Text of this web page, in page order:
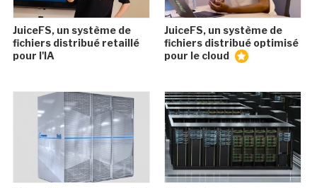
JuiceFS, un système de
fichiers distribué retaillé
pour l'IA
JuiceFS, un système de
fichiers distribué optimisé
pour le cloud